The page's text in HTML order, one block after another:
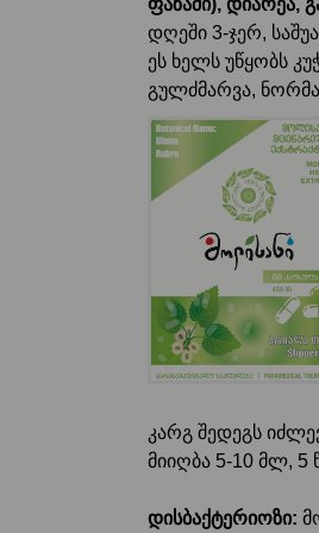
ფაზაში), დიარეა,
დღეში 3-ჯერ,
ეს ხელს უწყობს
გულძმარვა,
კარგ შედეგს
მიიღბა 5-10 მლ, 5
დისბაქტერიოზი: